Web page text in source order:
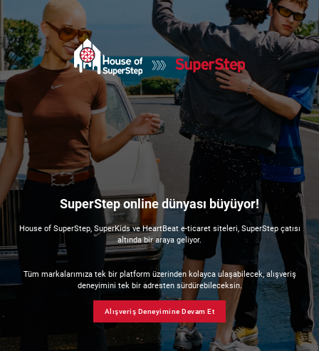
SuperStep online dünyası büyüyor!
House of SuperStep, SuperKids ve HeartBeat e-ticaret siteleri, SuperStep çatısı
altında bir araya geliyor.
Tüm markalarımıza tek bir platform üzerinden kolayca ulaşabilecek, alışveriş
deneyimini tek bir adresten sürdürebileceksin.
Alışveriş Deneyimine Devam Et